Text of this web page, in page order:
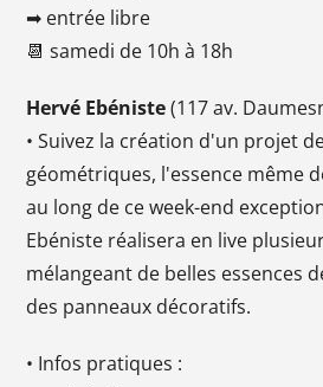
➡ entrée libre
📆 samedi de 10h à 18h
Hervé Ebéniste(117 av.
• Suivez la création d'un projet
géométriques, l'essence même
au long de ce week-end
Ebéniste réalisera en live
mélangeant de belles essences
des panneaux décoratifs.
• Infos pratiques :